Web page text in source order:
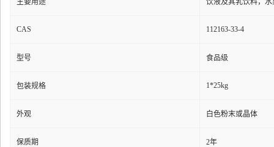
主要用途 饮液及其乳饮料，
CAS 112163-33-4
型号 食品级
包装规格 1*25kg
外观 白色粉末或晶体
保质期 2年